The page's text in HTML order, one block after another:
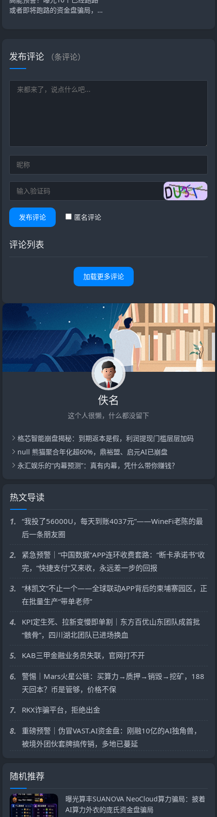
或者即将跑路的资金盘骗局，看
发布评论 （条评论）
发布评论 匿名评论
评论列表
加载更多评论
佚名
这个人很懒，什么都没留下
格芯智能崩盘揭秘：到期返本是假，利润提现门槛层层加码
null 熊猫聚合年化超60%，鼎裕盟、启元AI已崩盘
永汇娱乐的“内幕预测”：真有内幕，凭什么带你赚钱？
热文导读
1.
“我投了56000U，每天到账4037元”——WineFi老陈的最
后一条朋友圈
2.
紧急预警｜“中国数据”APP连环收费套路：“断卡承诺书”收
完，“快捷支付”又来收，永远差一步的回报
3.
“林凯文”不止一个——全球联动APP背后的柬埔寨园区，正
在批量生产“带单老师”
4.
KPI定生死、拉新变慢即单割｜东方百优山东团队成首批
“骸骨”，四川湖北团队已进场换血
5. KAB三甲金融业务员失联，官网打不开
6.
警惕｜Mars火星公链：买算力→质押→销毁→挖矿，188
天回本？币是管够，价格不保
7. RKX诈骗平台，拒绝出金
8.
重磅预警｜伪冒VAST.AI资金盘：刚融10亿的AI独角兽，
被境外团伙套牌搞传销，多地已蔓延
随机推荐
曝光算丰SUANOVA NeoCloud算力骗局：披着
AI算力外衣的庞氏资金盘骗局